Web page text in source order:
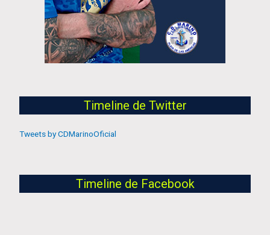
Timeline de Twitter
Tweets by CDMarinoOficial
Timeline de Facebook